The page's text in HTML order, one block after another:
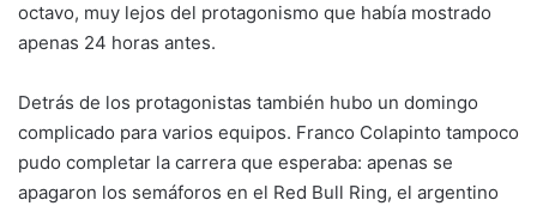
octavo, muy lejos del protagonismo que había mostrado
apenas 24 horas antes.
Detrás de los protagonistas también hubo un domingo
complicado para varios equipos. Franco Colapinto tampoco
pudo completar la carrera que esperaba: apenas se
apagaron los semáforos en el Red Bull Ring, el argentino